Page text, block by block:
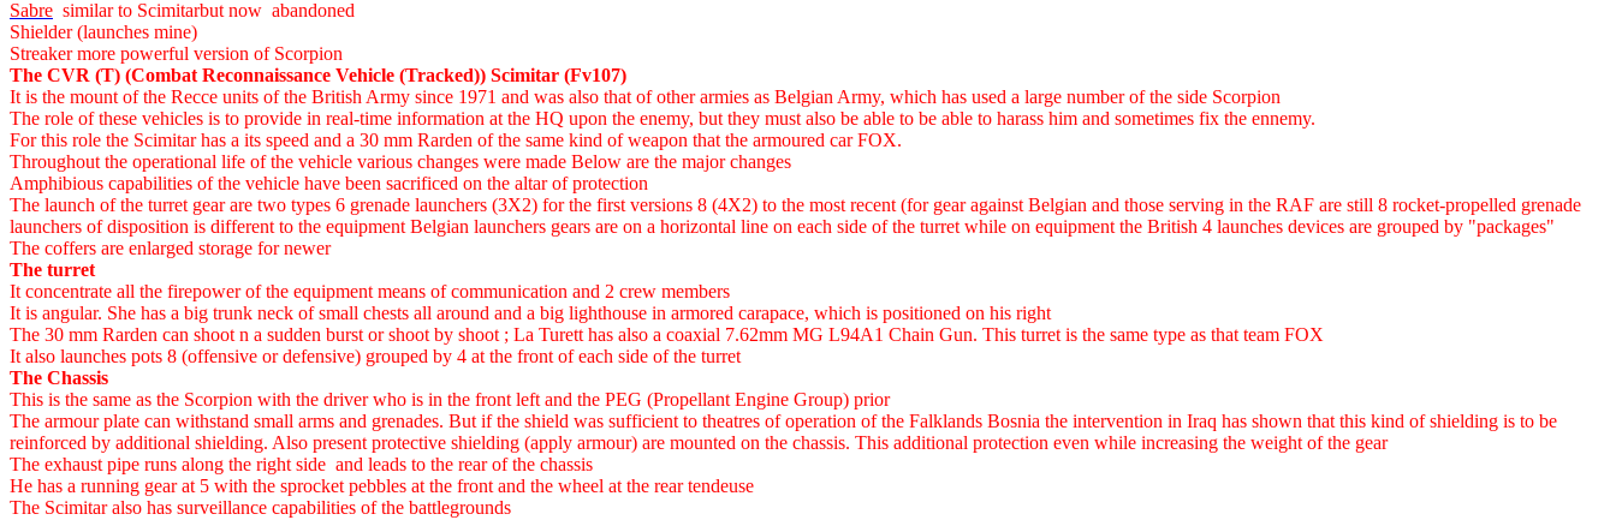
Sabre similar to Scimitarbut now abandoned
Shielder (launches mine)
Streaker more powerful version of Scorpion
The CVR (T) (Combat Reconnaissance Vehicle (Tracked)) Scimitar (Fv107)
It is the mount of the Recce units of the British Army since 1971 and was also that of other armies as Belgian Army, which has used a large number of the side Scorpion
The role of these vehicles is to provide in real-time information at the HQ upon the enemy, but they must also be able to be able to harass him and sometimes fix the ennemy.
For this role the Scimitar has a its speed and a 30 mm Rarden of the same kind of weapon that the armoured car FOX.
Throughout the operational life of the vehicle various changes were made Below are the major changes
Amphibious capabilities of the vehicle have been sacrificed on the altar of protection
The launch of the turret gear are two types 6 grenade launchers (3X2) for the first versions 8 (4X2) to the most recent (for gear against Belgian and those serving in the RAF are still 8 rocket-propelled grenade
launchers of disposition is different to the equipment Belgian launchers gears are on a horizontal line on each side of the turret while on equipment the British 4 launches devices are grouped by "packages"
The coffers are enlarged storage for newer
The turret
It concentrate all the firepower of the equipment means of communication and 2 crew members
It is angular. She has a big trunk neck of small chests all around and a big lighthouse in armored carapace, which is positioned on his right
The 30 mm Rarden can shoot n a sudden burst or shoot by shoot ; La Turett has also a coaxial 7.62mm MG L94A1 Chain Gun. This turret is the same type as that team FOX
It also launches pots 8 (offensive or defensive) grouped by 4 at the front of each side of the turret
The Chassis
This is the same as the Scorpion with the driver who is in the front left and the PEG (Propellant Engine Group) prior
The armour plate can withstand small arms and grenades. But if the shield was sufficient to theatres of operation of the Falklands Bosnia the intervention in Iraq has shown that this kind of shielding is to be
reinforced by additional shielding. Also present protective shielding (apply armour) are mounted on the chassis. This additional protection even while increasing the weight of the gear
The exhaust pipe runs along the right side and leads to the rear of the chassis
He has a running gear at 5 with the sprocket pebbles at the front and the wheel at the rear tendeuse
The Scimitar also has surveillance capabilities of the battlegrounds